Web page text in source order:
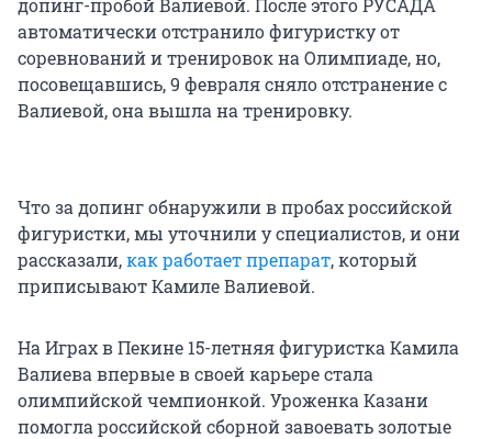
автоматически отстранило фигуристку от
соревнований и тренировок на Олимпиаде, но,
посовещавшись, 9 февраля сняло отстранение с
Валиевой, она вышла на тренировку.
Что за допинг обнаружили в пробах российской
фигуристки, мы уточнили у специалистов, и они
рассказали,как работает препарат, который
приписывают Камиле Валиевой.
На Играх в Пекине 15-летняя фигуристка Камила
Валиева впервые в своей карьере стала
олимпийской чемпионкой. Уроженка Казани
помогла российской сборной завоевать золотые